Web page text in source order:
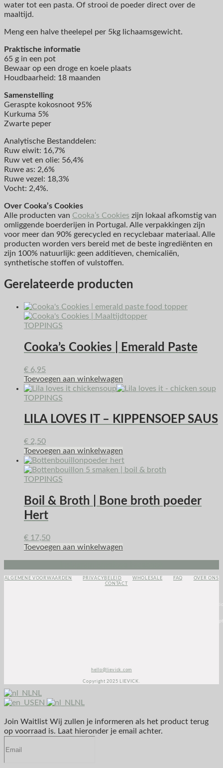
water tot een pasta. Of strooi de poeder direct over de
maaltijd.
Meng een halve theelepel per 5kg lichaamsgewicht.
Praktische informatie
65 g in een pot
Bewaar op een droge en koele plaats
Houdbaarheid: 18 maanden
Samenstelling
Geraspte kokosnoot 95%
Kurkuma 5%
Zwarte peper
Analytische Bestanddelen:
Ruw eiwit: 16,7%
Ruw vet en olie: 56,4%
Ruwe as: 2,6%
Ruwe vezel: 18,3%
Vocht: 2,4%.
Over Cooka’s Cookies
Alle producten van Cooka’s Cookies zijn lokaal afkomstig van
omliggende boerderijen in Portugal. Alle verpakkingen zijn
voor meer dan 90% gerecycled en recyclebaar materiaal. Alle
producten worden vers bereid met de beste ingrediënten en
zijn 100% natuurlijk: geen additieven, chemicaliën,
synthetische stoffen of vulstoffen.
Gerelateerde producten
TOPPINGS
Cooka’s Cookies | Emerald Paste
€ 6,95
Toevoegen aan winkelwagen
TOPPINGS
LILA LOVES IT – KIPPENSOEP SAUS
€ 2,50
Toevoegen aan winkelwagen
TOPPINGS
Boil & Broth | Bone broth poeder
Hert
€ 17,50
Toevoegen aan winkelwagen
ALGEMENE VOORWAARDEN PRIVACYBELEID WHOLESALE FAQ
OVER ONS
CONTACT
hello@lievick.com
Copyright 2025 LIEVICK.
NL
EN
NL
Join Waitlist Wij zullen je informeren als het product terug
op voorraad is. Laat hieronder je email achter.